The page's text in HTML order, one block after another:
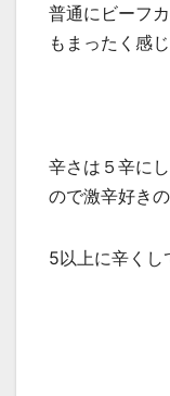
普通にビーフ
もまったく感
辛さは５辛に
ので激辛好き
5以上に辛く